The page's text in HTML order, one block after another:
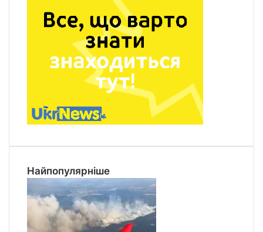
Найпопулярніше